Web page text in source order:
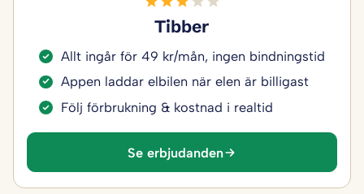
Tibber
Allt ingår för 49 kr/mån, ingen bindningstid
Appen laddar elbilen när elen är billigast
Följ förbrukning & kostnad i realtid
Se erbjudanden